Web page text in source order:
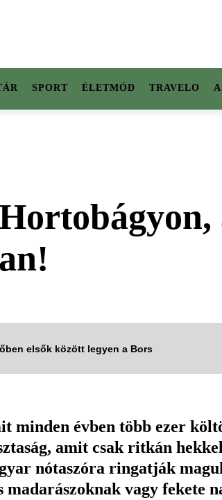
SPORT ÉLETMÓD TRAVELO
elsők között legyen a Bors
minden évben több ezer
amit csak ritkán
nótaszóra ringatják
vagy fekete